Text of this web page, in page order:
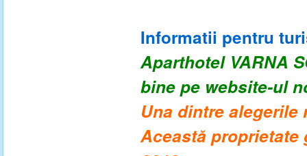
Informatii pentru
Aparthotel VARNA
bine pe website-ul
Una dintre alegerile
Această proprietate